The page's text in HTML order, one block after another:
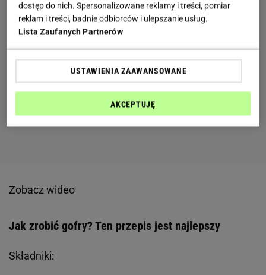
Zobacz wideo
Jak zrobić gofry? Ten przepis jest najlepszy
Składniki:
dostęp do nich. Spersonalizowane reklamy i treści, pomiar
reklam i treści, badnie odbiorców i ulepszanie usług.
Lista Zaufanych Partnerów
USTAWIENIA ZAAWANSOWANE
AKCEPTUJĘ